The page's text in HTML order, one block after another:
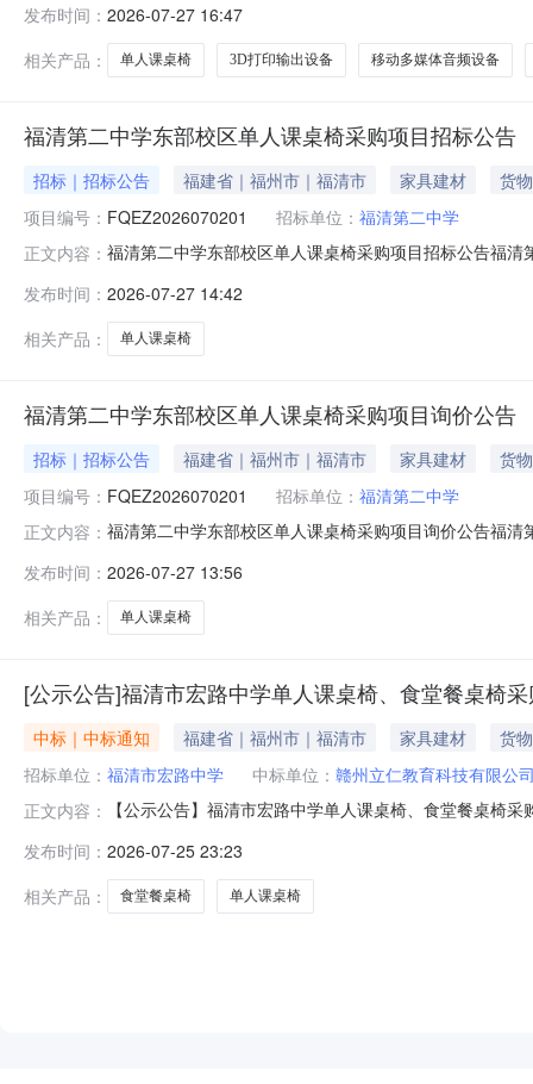
一桌一椅286寸教学触控一体机及配套配件≥86英寸，含
析系统生成报告内容应具
发布时间： 2026-07-27 16:47
相关产品：
单人课桌椅 3D打印输出设备 移动多媒体音频设备
福清第二中学东部校区单人课桌椅采购项目招标公告
招标｜招标公告 福建省｜福州市｜福清市 家具建材
货物
项目编号： FQEZ2026070201 招标单位： 福清第二中学
正文内容： 福清第二中学东部校区单人课桌椅采购项目招标公告福
FQEZ20260702013.项目所在地：福清市龙山元华路26
目）：合同包预算金额：
发布时间： 2026-07-27 14:42
相关产品：
单人课桌椅
福清第二中学东部校区单人课桌椅采购项目询价公告
招标｜招标公告 福建省｜福州市｜福清市 家具建材
货物
项目编号： FQEZ2026070201 招标单位： 福清第二中学
正文内容： 福清第二中学东部校区单人课桌椅采购项目询价公告福
FQEZ20260702013.项目所在地：福清市龙山元华路26
目）：合同包预算金额：
发布时间： 2026-07-27 13:56
相关产品：
单人课桌椅
[公示公告]福清市宏路中学单人课桌椅、食堂餐桌椅
中标｜中标通知 福建省｜福州市｜福清市 家具建材
货物
招标单位： 福清市宏路中学 中标单位： 赣州立仁教育科技有限公
正文内容：
【公示公告】福清市宏路中学单人课桌椅、食堂餐桌椅
仁教育科技有限公司，中标价为拾柒万玖仟捌佰元（
清市教育局反
发布时间： 2026-07-25 23:23
相关产品：
食堂餐桌椅 单人课桌椅